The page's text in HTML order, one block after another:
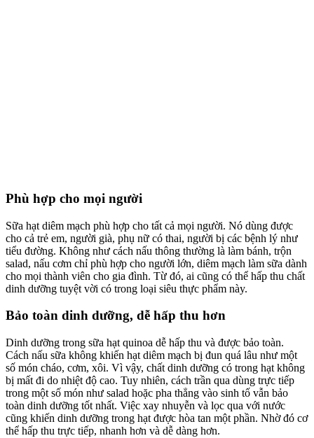
Phù hợp cho mọi người
Sữa hạt diêm mạch phù hợp cho tất cả mọi người. Nó dùng được
cho cả trẻ em, người già, phụ nữ có thai, người bị các bệnh lý như
tiểu đường. Không như cách nấu thông thường là làm bánh, trộn
salad, nấu cơm chỉ phù hợp cho người lớn, diêm mạch làm sữa dành
cho mọi thành viên cho gia đình. Từ đó, ai cũng có thể hấp thu chất
dinh dưỡng tuyệt vời có trong loại siêu thực phẩm này.
Bảo toàn dinh dưỡng, dễ hấp thu hơn
Dinh dưỡng trong sữa hạt quinoa dễ hấp thu và được bảo toàn.
Cách nấu sữa không khiến hạt diêm mạch bị đun quá lâu như một
số món cháo, cơm, xôi. Vì vậy, chất dinh dưỡng có trong hạt không
bị mất đi do nhiệt độ cao. Tuy nhiên, cách trần qua dùng trực tiếp
trong một số món như salad hoặc pha thẳng vào sinh tố vẫn bảo
toàn dinh dưỡng tốt nhất. Việc xay nhuyễn và lọc qua với nước
cũng khiến dinh dưỡng trong hạt được hòa tan một phần. Nhờ đó cơ
thể hấp thu trực tiếp, nhanh hơn và dễ dàng hơn.